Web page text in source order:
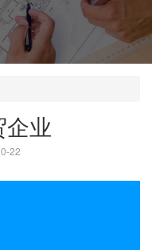
业
22